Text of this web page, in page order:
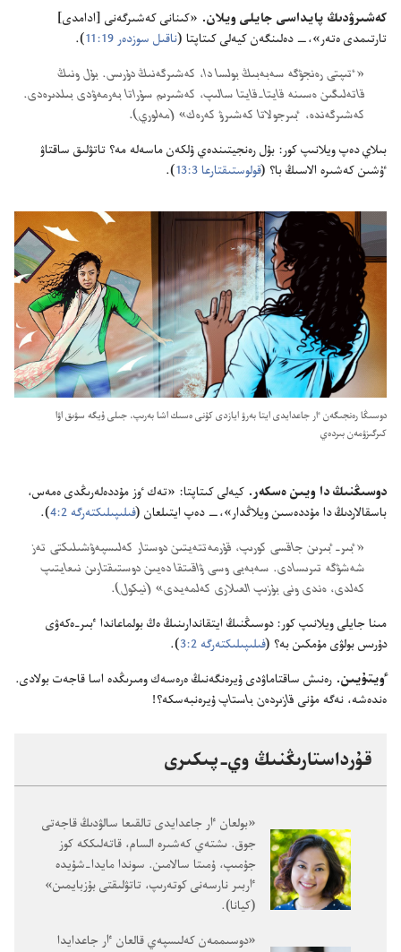
كە‌شىرۋدىڭ پايداسى جايلى ويلان.‏ «كىنانى كە‌شىرگە‌نى [ادامدى]
تارتىمدى ە‌تە‌ر»،‏—‏ دە‌لىنگە‌ن كيە‌لى كىتاپتا (‏ناقىل سوزدە‌ر 19:‏11
‏)‏.‏
‏«ٴ‌تىپتى رە‌نجۋگە سە‌بە‌بىڭ بولسا دا،‏ كە‌شىرگە‌نىڭ دۇ‌رىس.‏ بۇ‌ل ونىڭ
قاتە‌لىگىن ە‌سىنە قايتا-‏قايتا سالىپ،‏ كە‌شىرىم سۇ‌راتا بە‌رمە‌ۋدى بىلدىرە‌دى.‏
كە‌شىرگە‌ندە،‏ ٴ‌بىرجولاتا كە‌شىرۋ كە‌رە‌ك» (‏مە‌لوري)‏.‏
بىلاي دە‌پ ويلانىپ كور:‏ بۇ‌ل رە‌نجيتىندە‌ي ۇ‌لكە‌ن ماسە‌لە مە؟‏ تاتۋلىق ساقتاۋ
ٷشىن كە‌شىرە الاسىڭ با؟‏ (‏قولوستىقتارعا 3:‏13 ‏)‏.‏
دوسىڭا رە‌نجىگە‌ن ٵر جاعدايدى ايتا بە‌رۋ ايازدى كۇ‌نى ە‌سىك اشا بە‌رىپ،‏ جىلى ۇ‌يگە سۋىق اۋا
كىرگىزۋمە‌ن بىردە‌ي
دوسىڭنىڭ دا ويىن ە‌سكە‌ر.‏ كيە‌لى كىتاپتا:‏ «تە‌ك ٶز مۇ‌ددە‌لە‌رىڭدى ە‌مە‌س،‏
باسقالاردىڭ دا مۇ‌ددە‌سىن ويلاڭدار»،‏—‏ دە‌پ ايتىلعان (‏فىلىپىلىكتە‌رگە 2:‏4
‏)‏.‏
‏«ٴ‌بىر-‏ٴ‌بىرىن جاقسى كورىپ،‏ قۇ‌رمە‌تتە‌يتىن دوستار كە‌لىسپە‌ۋشىلىكتى تە‌ز
شە‌شۋگە تىرىسادى.‏ سە‌بە‌بى وسى ۋاقىتقا دە‌يىن دوستىقتارىن نىعايتىپ
كە‌لدى،‏ ە‌ندى ونى بۇ‌زىپ العىلارى كە‌لمە‌يدى» (‏نيكول)‏.‏
مىنا جايلى ويلانىپ كور:‏ دوسىڭنىڭ ايتقاندارىنىڭ ە‌ڭ بولماعاندا ٴ‌بىر-‏ە‌كە‌ۋى
دۇ‌رىس بولۋى مۇ‌مكىن بە؟‏ (‏فىلىپىلىكتە‌رگە 2:‏3
‏)‏.‏
ٶيتۇ‌يىن.‏ رە‌نىش ساقتاماۋدى ۇ‌يرە‌نگە‌نىڭ ە‌رە‌سە‌ك ومىرىڭدە اسا قاجە‌ت بولادى.‏
ە‌ندە‌شە،‏ نە‌گە مۇ‌نى قازىردە‌ن باستاپۇ‌يرە‌نبە‌سكە؟‏!‏
قۇ‌رداستارىڭنىڭ وي-‏پىكىرى
‏«بولعان ٵر جاعدايدى تالقىعا سالۋدىڭ قاجە‌تى
جوق.‏ ىشتە‌ي كە‌شىرە السام،‏ قاتە‌لىككە كوز
جۇ‌مىپ،‏ ۇ‌مىتا سالامىن.‏ سوندا مايدا-‏شۇ‌يدە
ٵربىر نارسە‌نى كوتە‌رىپ،‏ تاتۋلىقتى بۇ‌زبايمىن»
(‏كيانا)‏.‏
‏«دوسىممە‌ن كە‌لىسپە‌ي قالعان ٵر جاعدايدا